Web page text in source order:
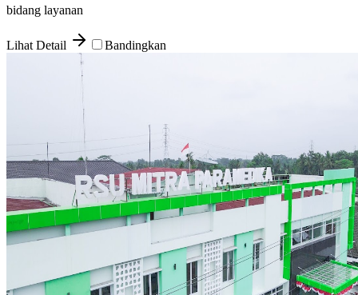
bidang layanan
Lihat Detail Bandingkan